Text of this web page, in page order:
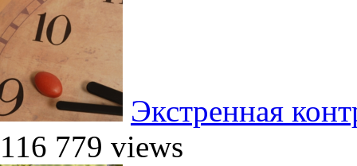
Экстренная
116 779 views